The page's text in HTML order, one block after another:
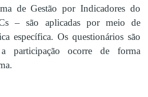
de Gestão por Indicadores do
– são aplicadas por meio de
específica. Os questionários são
participação ocorre de forma